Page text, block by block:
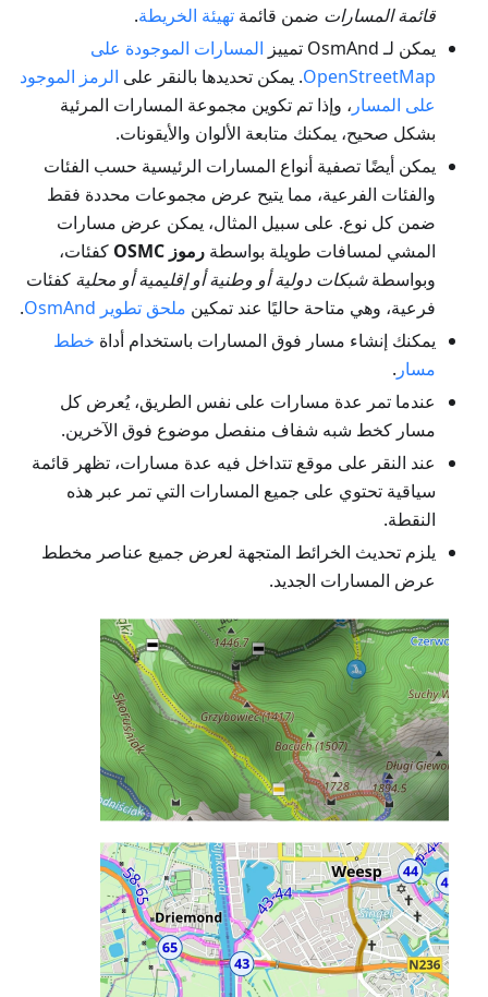
قائمة المسارات ضمن قائمة تهيئة الخريطة.
يمكن لـ OsmAnd تمييز
المسارات الموجودة على
OpenStreetMap. يمكن تحديدها بالنقر على الرمز الموجود
على المسار ، وإذا تم تكوين مجموعة المسارات المرئية
بشكل صحيح، يمكنك متابعة الألوان والأيقونات.
يمكن أيضًا تصفية أنواع المسارات الرئيسية حسب الفئات
والفئات الفرعية، مما يتيح عرض مجموعات محددة فقط
ضمن كل نوع. على سبيل المثال، يمكن عرض مسارات
المشي لمسافات طويلة بواسطة رموز OSMC
كفئات،
وبواسطةشبكات دولية أو وطنية أو إقليمية أو محلية كفئات
فرعية، وهي متاحة حاليًا عند تمكين ملحق تطوير OsmAnd
.
يمكنك إنشاء مسار فوق المسارات باستخدام أداة خطط
مسار .
عندما تمر عدة مسارات على نفس الطريق، يُعرض كل
مسار كخط شبه شفاف منفصل موضوع فوق الآخرين.
عند النقر على موقع تتداخل فيه عدة مسارات، تظهر قائمة
سياقية تحتوي على جميع المسارات التي تمر عبر هذه
النقطة.
يلزم تحديث الخرائط المتجهة لعرض جميع عناصر مخطط
عرض المسارات الجديد.